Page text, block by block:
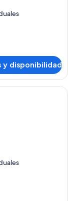
y disponibilidad
de hotel moderna